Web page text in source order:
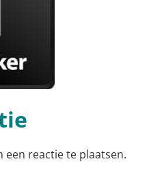
een reactie te plaatsen.